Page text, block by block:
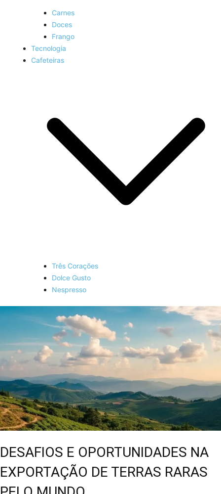
Carnes
Doces
Frango
Tecnologia
Cafeteiras
Três Corações
Dolce Gusto
Nespresso
DESAFIOS E OPORTUNIDADES NA
EXPORTAÇÃO DE TERRAS RARAS